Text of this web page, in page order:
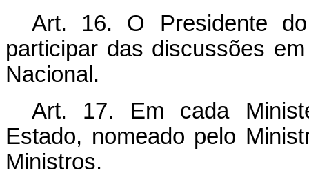
Art. 16. O Presidente
participar das discussões
Nacional.
Art. 17. Em cada
Estado, nomeado pelo
Ministros.